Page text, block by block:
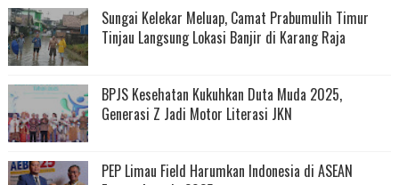
Sungai Kelekar Meluap, Camat Prabumulih Timur
Tinjau Langsung Lokasi Banjir di Karang Raja
BPJS Kesehatan Kukuhkan Duta Muda 2025,
Generasi Z Jadi Motor Literasi JKN
PEP Limau Field Harumkan Indonesia di ASEAN